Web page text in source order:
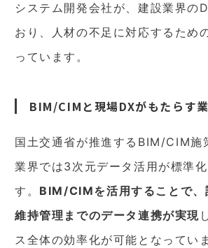
システム開発会社が、建設業界の
おり、人材の不足に対応するため
っています。
BIM/CIMと現場DXがもたらす
国土交通省が推進するBIM/CIM施
業界では3次元データ活用が標準
す。 BIM/CIMを活用することで、
維持管理までのデータ連携が実現
ス全体の効率化が可能となってい